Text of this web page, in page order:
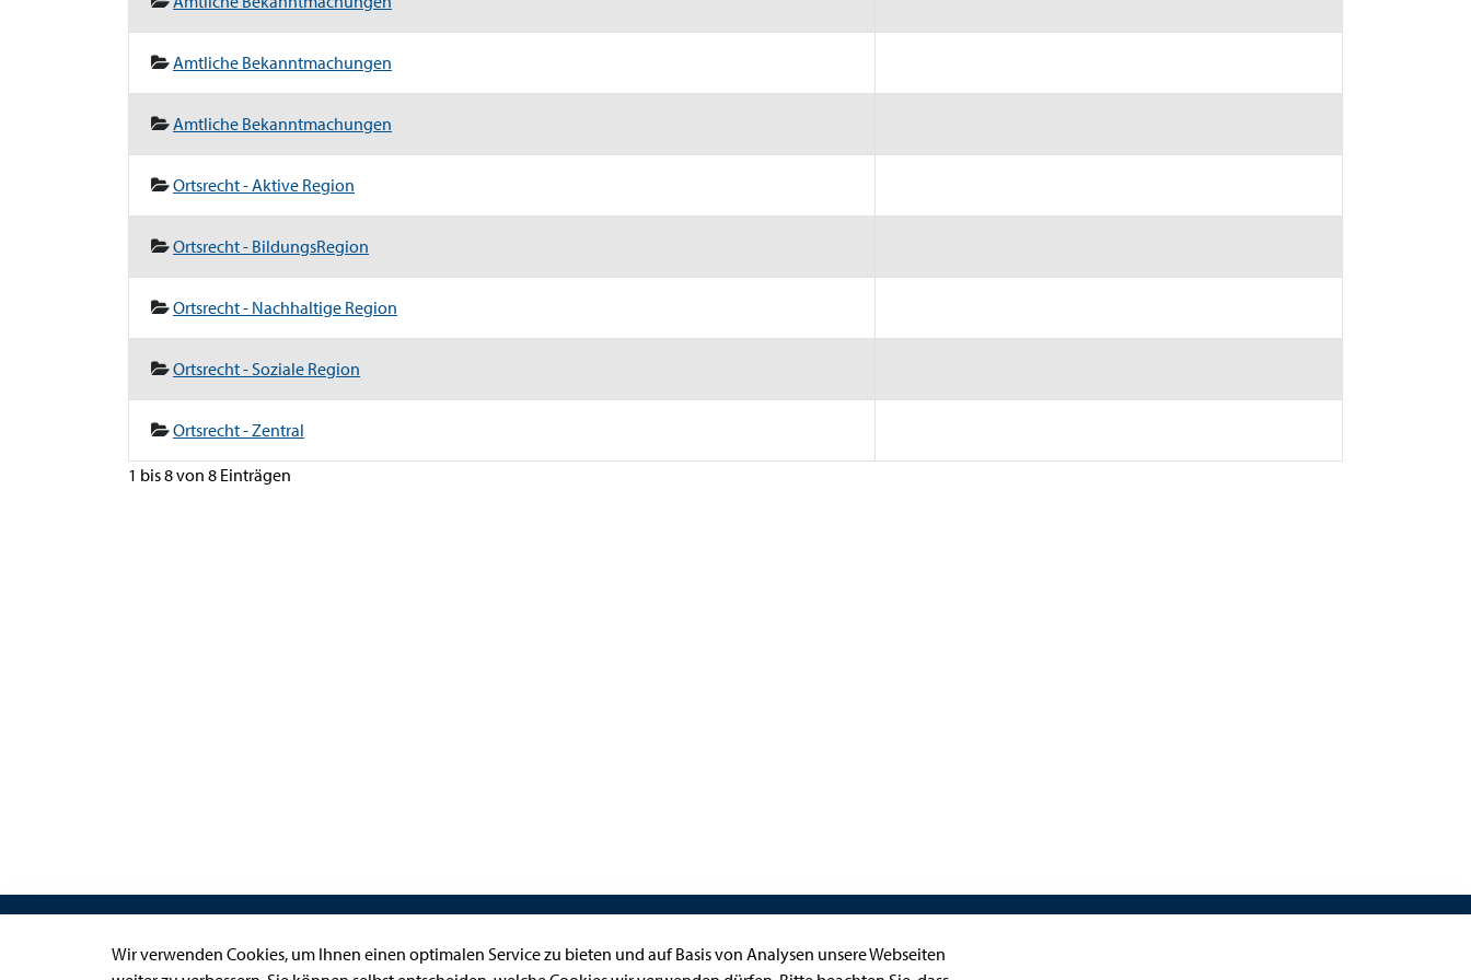
Amtliche Bekanntmachungen
Amtliche Bekanntmachungen
Ortsrecht - Aktive Region
Ortsrecht - BildungsRegion
Ortsrecht - Nachhaltige Region
Ortsrecht - Soziale Region
Ortsrecht - Zentral
1 bis 8 von 8 Einträgen
Links Kontakt
Wir verwenden Cookies, um Ihnen einen optimalen Service zu bieten und auf Basis von Analysen unsere Webseiten